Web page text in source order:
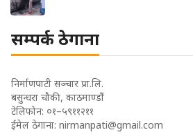
सम्पर्क ठेगाना
निर्माणपाटी सञ्चार प्रा.लि.
बसुन्धरा चौकी, काठमाण्डौं
टेलिफोन: ०१–५९११२११
ईमेल ठेगाना: nirmanpati@gmail.com